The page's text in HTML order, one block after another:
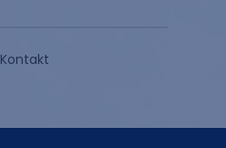
Kontakt